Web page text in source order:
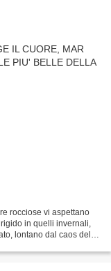
rocciose vi aspettano
in quelli invernali,
lontano dal caos delle